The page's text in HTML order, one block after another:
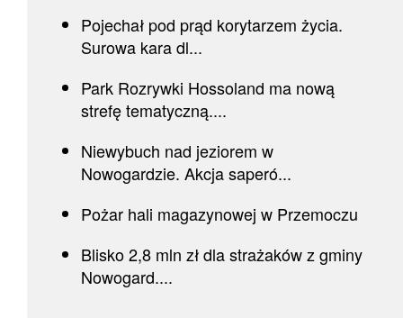
Pojechał pod prąd korytarzem życia.
Surowa kara dl...
Park Rozrywki Hossoland ma nową
strefę tematyczną....
Niewybuch nad jeziorem w
Nowogardzie. Akcja saperó...
Pożar hali magazynowej w Przemoczu
Blisko 2,8 mln zł dla strażaków z gminy
Nowogard....